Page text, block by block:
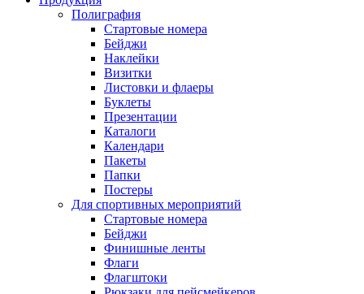
Полиграфия
Стартовые номера
Бейджи
Наклейки
Визитки
Листовки и флаеры
Буклеты
Презентации
Каталоги
Календари
Пакеты
Папки
Постеры
Для спортивных мероприятий
Стартовые номера
Бейджи
Финишные ленты
Флаги
Флагштоки